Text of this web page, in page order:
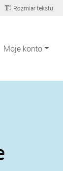
Rozmiar tekstu
Moje konto